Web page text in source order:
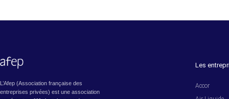
L’Afep (Association française des
entreprises privées) est une association
Les
Accor